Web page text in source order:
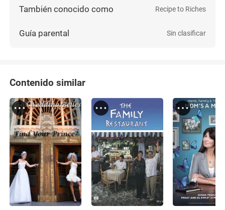
También conocido como Recipe to Riches
Guía parental Sin clasificar
Contenido similar